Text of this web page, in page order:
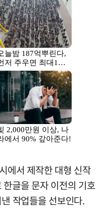
에서 제작한 대형 신작
글을 문자 이전의 기호
작업들을 선보인다.